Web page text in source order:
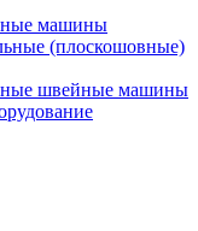
машины
(плоскошовные)
швейные машины